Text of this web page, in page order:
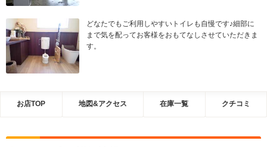
どなたでもご利用しやすいトイレも自慢です♪細部に
まで気を配ってお客様をおもてなしさせていただきま
す。
お店TOP 地図&アクセス 在庫一覧 クチコミ